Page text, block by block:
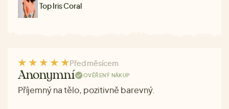
Top Iris Coral
Před měsícem
Anonymní OVĚŘENÝ NÁKUP
Příjemný na tělo, pozitivně barevný.